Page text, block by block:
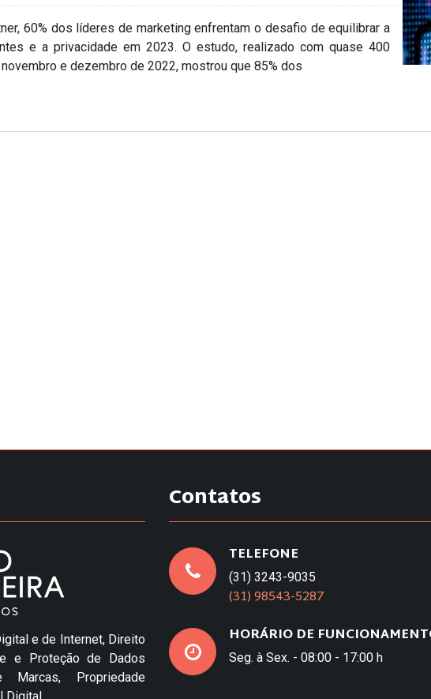
60% dos líderes de marketing enfrentam o desafio de equilibrar a
e a privacidade em 2023. O estudo, realizado com quase 400
e dezembro de 2022, mostrou que 85% dos
e de Internet, Direito
e Proteção de Dados
Propriedade
Contatos
TELEFONE
(31) 3243-9035
(31) 98543-5287
HORÁRIO DE
Seg. à Sex. - 08:00 - 17:00 h